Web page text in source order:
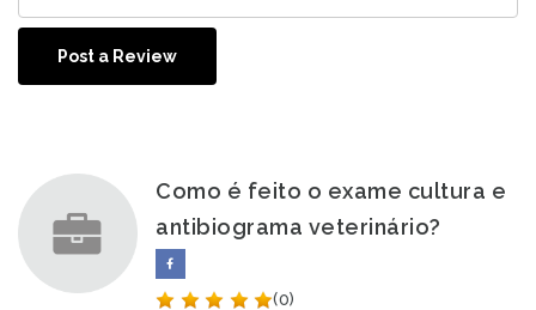
Post a Review
Como é feito o exame cultura e
antibiograma veterinário?
(0)